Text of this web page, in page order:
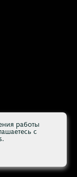
работы
с